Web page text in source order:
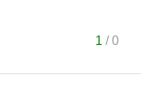
1 /0